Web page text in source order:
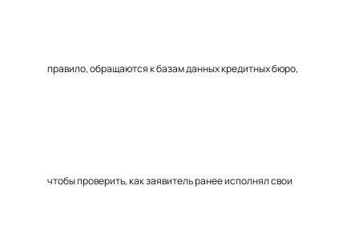
правило, обращаются к базам данных кредитных бюро,
чтобы проверить, как заявитель ранее исполнял свои